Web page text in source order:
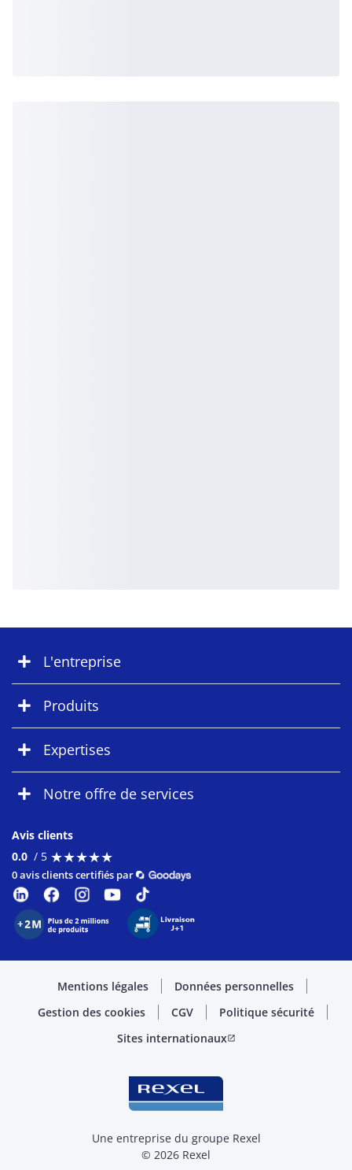
L'entreprise
Produits
Expertises
Notre offre de services
Avis clients
0.0 / 5 ★★★★★
★★★★★
0 avis clients certifiés par
Mentions légales
Données personnelles
Gestion des cookies
CGV
Politique sécurité
Sites internationauxopen_in_new
Une entreprise du groupe Rexel
© 2026 Rexel